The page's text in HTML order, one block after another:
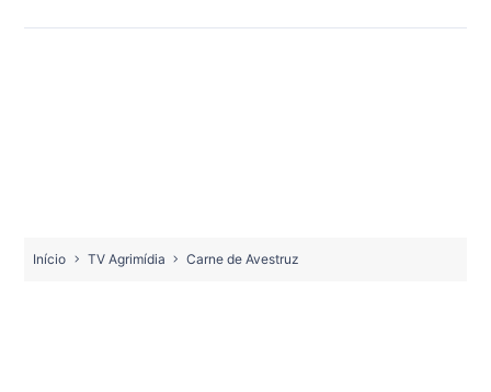
Início TV Agrimídia Carne de Avestruz